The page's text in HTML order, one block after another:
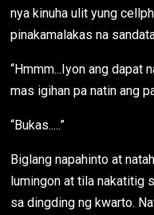
nya kinuha ulit yung
pinakamalakas na
“Hmmm...Iyon ang dapat
mas igihan pa natin ang
“Bukas.....”
Biglang napahinto at
lumingon at tila nakatitig
sa dingding ng kwarto.